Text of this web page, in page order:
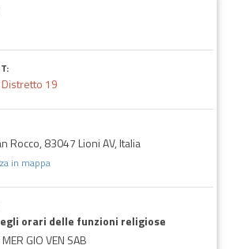
19
Rocco, 83047 Lioni AV, Italia
in mappa
orari delle funzioni religiose
GIO VEN SAB